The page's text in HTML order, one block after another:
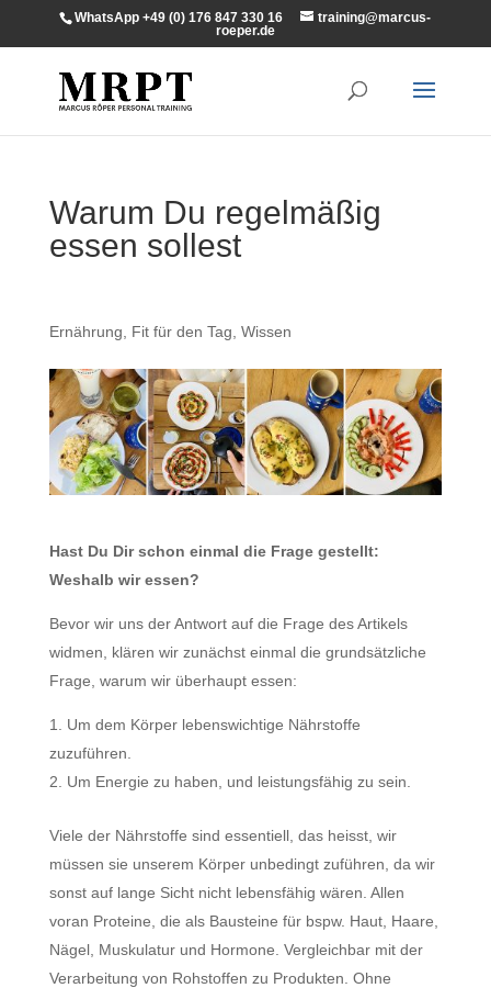
WhatsApp +49 (0) 176 847 330 16
training@marcus-
roeper.de
Warum Du regelmäßig
essen sollest
Ernährung Fit für den Tag Wissen
Hast Du Dir schon einmal die Frage gestellt:
Weshalb wir essen?
Bevor wir uns der Antwort auf die Frage des Artikels
widmen, klären wir zunächst einmal die grundsätzliche
Frage, warum wir überhaupt essen:
Um dem Körper lebenswichtige Nährstoffe
zuzuführen.
Um Energie zu haben, und leistungsfähig zu sein.
Viele der Nährstoffe sind essentiell, das heisst, wir
müssen sie unserem Körper unbedingt zuführen, da wir
sonst auf lange Sicht nicht lebensfähig wären. Allen
voran Proteine, die als Bausteine für bspw. Haut, Haare,
Nägel, Muskulatur und Hormone. Vergleichbar mit der
Verarbeitung von Rohstoffen zu Produkten. Ohne